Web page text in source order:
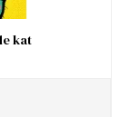
kat